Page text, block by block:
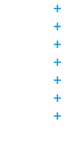
a
a
a
a
a
a
a